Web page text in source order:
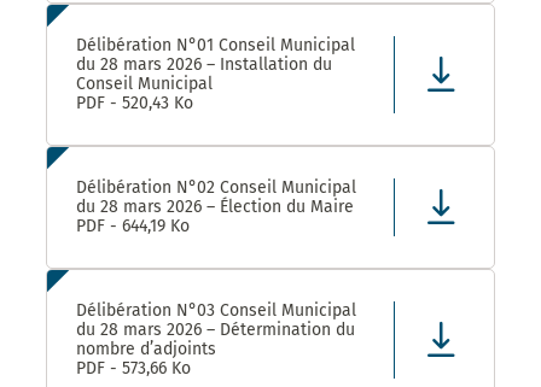
Délibération N°01 Conseil Municipal
du 28 mars 2026 – Installation du
Conseil Municipal
PDF - 520,43 Ko
Délibération N°02 Conseil Municipal
du 28 mars 2026 – Élection du Maire
PDF - 644,19 Ko
Délibération N°03 Conseil Municipal
du 28 mars 2026 – Détermination du
nombre d’adjoints
PDF - 573,66 Ko